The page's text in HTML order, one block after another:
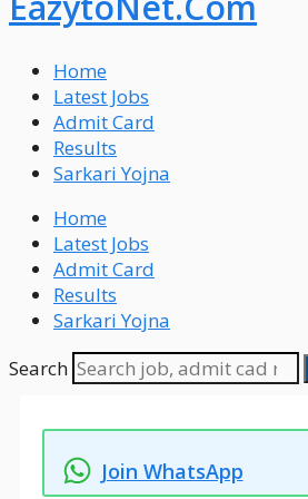
Home
Latest Jobs
Admit Card
Results
Sarkari Yojna
Home
Latest Jobs
Admit Card
Results
Sarkari Yojna
Search
Join WhatsApp